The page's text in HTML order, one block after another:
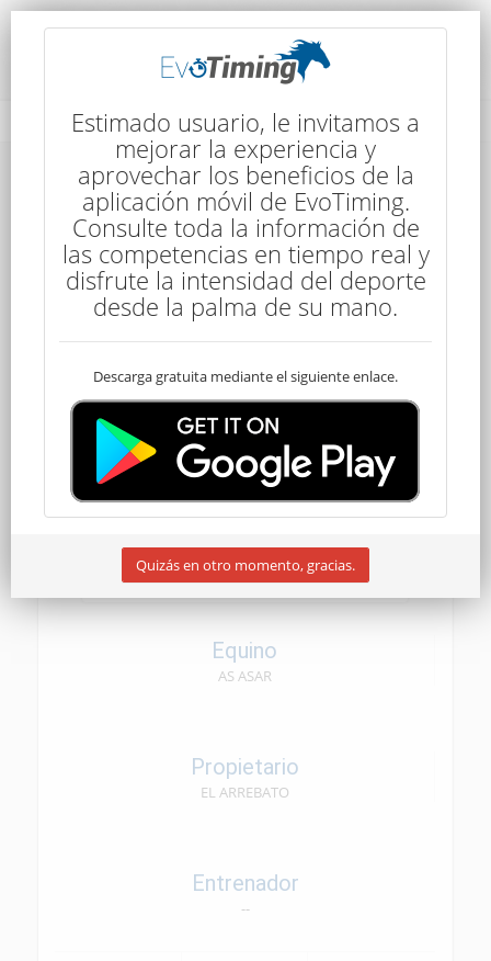
Rendimiento del Competidor
64
Byron CABRERA
Clasificado
100 kms
SENIOR
29/11/2025
Equino
AS ASAR
Propietario
EL ARREBATO
Entrenador
--
Estimado usuario, le invitamos a
mejorar la experiencia y
aprovechar los beneficios de la
aplicación móvil de EvoTiming.
Consulte toda la información de
las competencias en tiempo real y
disfrute la intensidad del deporte
desde la palma de su mano.
Descarga gratuita mediante el siguiente enlace.
Quizás en otro momento, gracias.